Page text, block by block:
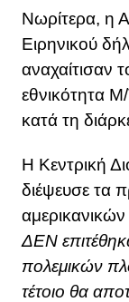
Νωρίτερα, η
Ειρηνικού
αναχαίτισαν
εθνικότητα
κατά τη
Η Κεντρική
διέψευσε τα
ΔΕΝ
πολεμικών
τέτοιο θα